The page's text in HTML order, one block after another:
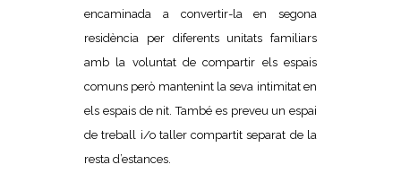
encaminada a convertir-la en segona
residència per diferents unitats familiars
amb la voluntat de compartir els espais
comuns però mantenint la seva intimitat en
els espais de nit. També es preveu un espai
de treball i/o taller compartit separat de la
resta d’estances.